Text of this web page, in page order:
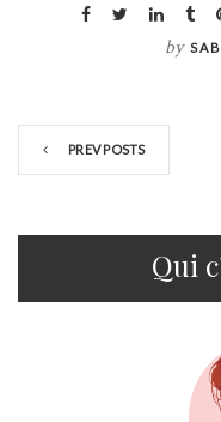
by
PREV POSTS
Qui